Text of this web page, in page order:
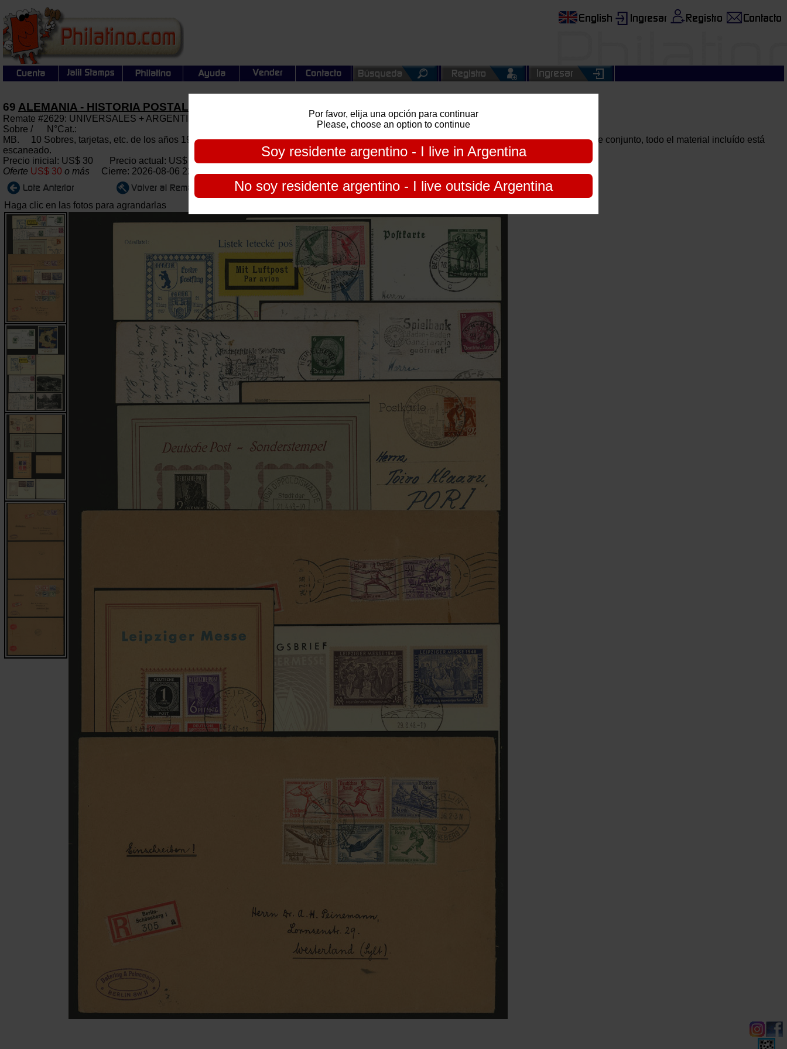
Por favor, elija una opción para continuar
Please, choose an option to continue
Soy residente argentino - I live in Argentina
No soy residente argentino - I live outside Argentina
69 ALEMANIA - HISTORIA POSTAL
Remate #2629: UNIVERSALES + ARGENTINA: Subasta general de Agosto
Sobre / N°Cat.:
MB. 10 Sobres, tarjetas, etc. de los años 1927 a 1948, muy buena calidad general! IMPORTANTE: Recomiendo mirar TODAS las fotos de este conjunto, todo el material incluído está
escaneado.
Precio inicial: US$ 30 Precio actual: US$ 30
Oferte US$ 30 o más Cierre: 2026-08-06 22:00:00
Haga clic en las fotos para agrandarlas